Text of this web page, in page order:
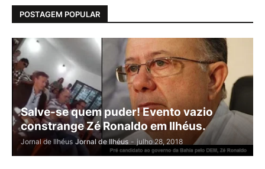
POSTAGEM POPULAR
Salve-se quem puder! Evento vazio
constrange Zé Ronaldo em Ilhéus.
Jornal de Ilhéus Jornal de Ilhéus - julho 28, 2018